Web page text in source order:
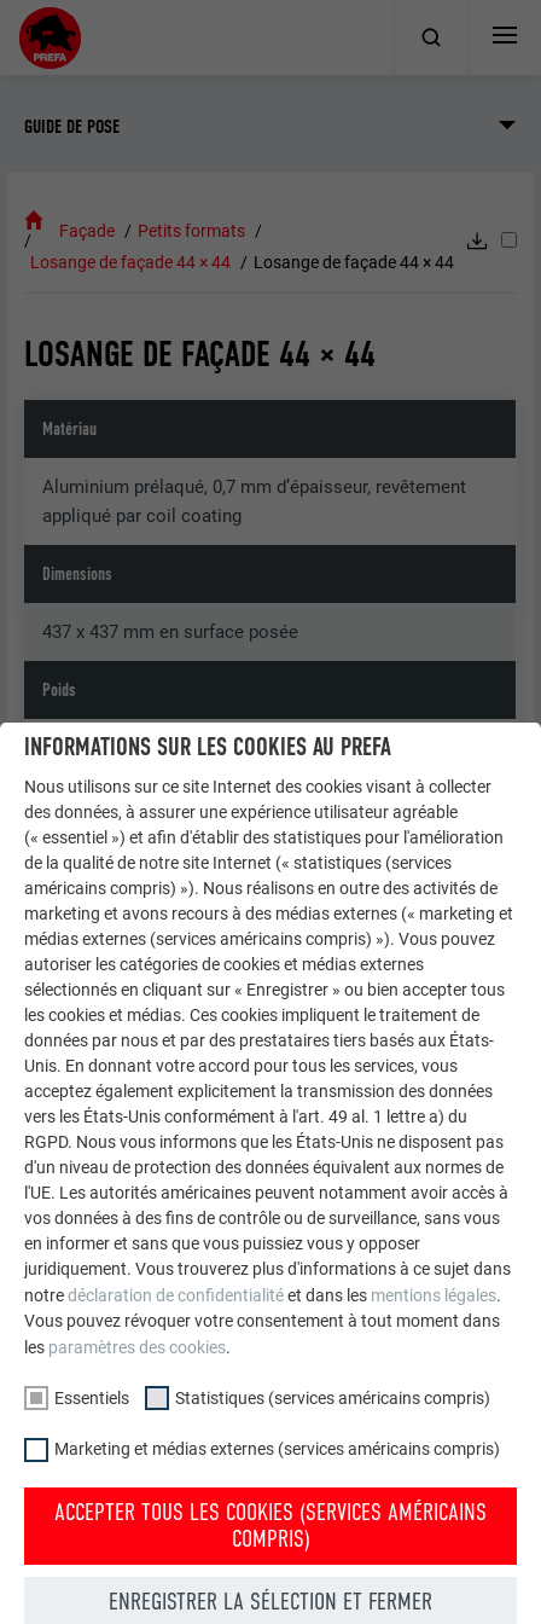
GUIDE DE POSE
Façade
Petits formats
Losange de façade 44 × 44
Losange de façade 44 × 44
LOSANGE DE FAÇADE 44 × 44
Matériau
Aluminium prélaqué, 0,7 mm d’épaisseur, revêtement
appliqué par coil coating
Dimensions
437 x 437 mm en surface posée
Poids
1 m² = env. 2,6 kg = env. 5 losanges de façade 44 × 44
Sous-construction
Voir chapitre « Informations Générales »
Fixation standard
Direct, 4 pc. Clous annelés 2,8/25 par losange de façade
44 × 44
= 20 pcs Clous annelés 2,8/25 par m²
INFORMATIONS SUR LES COOKIES AU PREFA
Nous utilisons sur ce site Internet des cookies visant à collecter
des données, à assurer une expérience utilisateur agréable
(« essentiel ») et afin d'établir des statistiques pour l'amélioration
de la qualité de notre site Internet (« statistiques (services
américains compris) »). Nous réalisons en outre des activités de
marketing et avons recours à des médias externes (« marketing et
médias externes (services américains compris) »). Vous pouvez
autoriser les catégories de cookies et médias externes
sélectionnés en cliquant sur « Enregistrer » ou bien accepter tous
les cookies et médias. Ces cookies impliquent le traitement de
données par nous et par des prestataires tiers basés aux États-
Unis. En donnant votre accord pour tous les services, vous
acceptez également explicitement la transmission des données
vers les États-Unis conformément à l'art. 49 al. 1 lettre a) du
RGPD. Nous vous informons que les États-Unis ne disposent pas
d'un niveau de protection des données équivalent aux normes de
l'UE. Les autorités américaines peuvent notamment avoir accès à
vos données à des fins de contrôle ou de surveillance, sans vous
en informer et sans que vous puissiez vous y opposer
juridiquement. Vous trouverez plus d'informations à ce sujet dans
notredéclaration de confidentialitéet dans les mentions légales.
Vous pouvez révoquer votre consentement à tout moment dans
les paramètres des cookies.
Essentiels Statistiques (services américains compris)
Marketing et médias externes (services américains compris)
ACCEPTER TOUS LES COOKIES (SERVICES AMÉRICAINS
COMPRIS)
ENREGISTRER LA SÉLECTION ET FERMER